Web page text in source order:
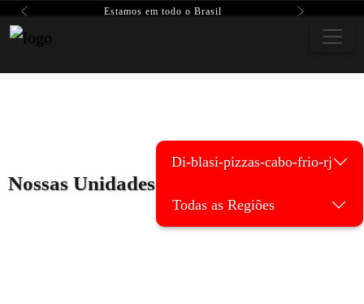
Estamos em todo o Brasil
Previous Next
Nossas Unidades
Di-blasi-pizzas-cabo-frio-rj
Todas as Regiões